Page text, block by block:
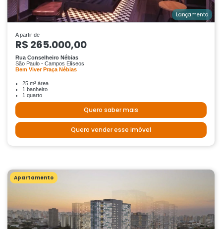
Lançamento
A partir de
R$ 265.000,00
Rua Conselheiro Nébias
São Paulo - Campos Elíseos
Bem Viver Praça Nébias
25 m² área
1 banheiro
1 quarto
Quero saber mais
Quero vender esse imóvel
Apartamento